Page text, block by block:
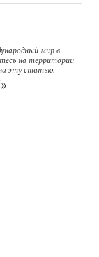
мир в
на территории
эту статью.